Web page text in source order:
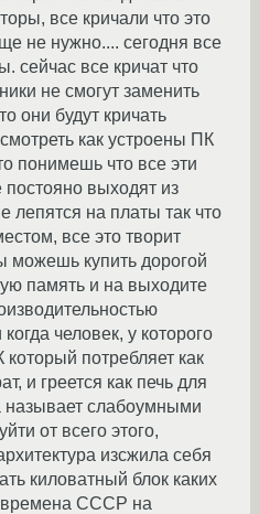
все кричали что это
не нужно.... сегодня все
сейчас все кричат что
не смогут заменить
они будут кричать
как устроены ПК
понимешь что все эти
постояно выходят из
лепятся на платы так что
все это творит
можешь купить дорогой
память и на выходите
человек, у которого
который потребляет как
и греется как печь для
называет слабоумными
от всего этого,
изсжила себя
киловатный блок каких
CCCР на